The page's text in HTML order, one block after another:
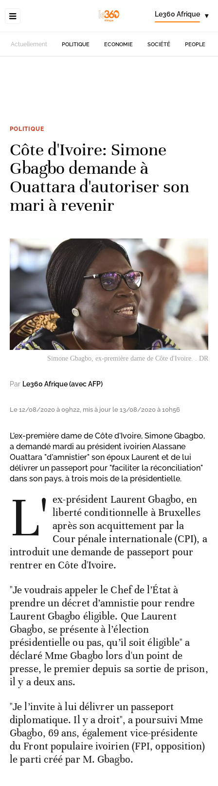
Le360 Afrique ▾
Actuellement POLITIQUE ECONOMIE SOCIÉTÉ PEOPLE
POLITIQUE
Côte d'Ivoire: Simone
Gbagbo demande à
Ouattara d'autoriser son
mari à revenir
Simone Gbagbo, ex-première dame de Côte d'Ivoire. . DR
Par Le360 Afrique (avec AFP)
Le 12/08/2020 à 09h22, mis à jour le 13/08/2020 à 10h56
L'ex-première dame de Côte d'Ivoire, Simone Gbagbo,
a demandé mardi au président ivoirien Alassane
Ouattara "d'amnistier" son époux Laurent et de lui
délivrer un passeport pour "faciliter la réconciliation"
dans son pays, à trois mois de la présidentielle.
L' ex-président Laurent Gbagbo, en
liberté conditionnelle à Bruxelles
après son acquittement par la
Cour pénale internationale (CPI), a
introduit une demande de passeport pour
rentrer en Côte d'Ivoire.
"Je voudrais appeler le Chef de l’État à
prendre un décret d’amnistie pour rendre
Laurent Gbagbo éligible. Que Laurent
Gbagbo, se présente à l’élection
présidentielle ou pas, qu’il soit éligible" a
déclaré Mme Gbagbo lors d'un point de
presse, le premier depuis sa sortie de prison,
il y a deux ans.
"Je l’invite à lui délivrer un passeport
diplomatique. Il y a droit", a poursuivi Mme
Gbagbo, 69 ans, également vice-présidente
du Front populaire ivoirien (FPI, opposition)
le parti créé par M. Gbagbo.